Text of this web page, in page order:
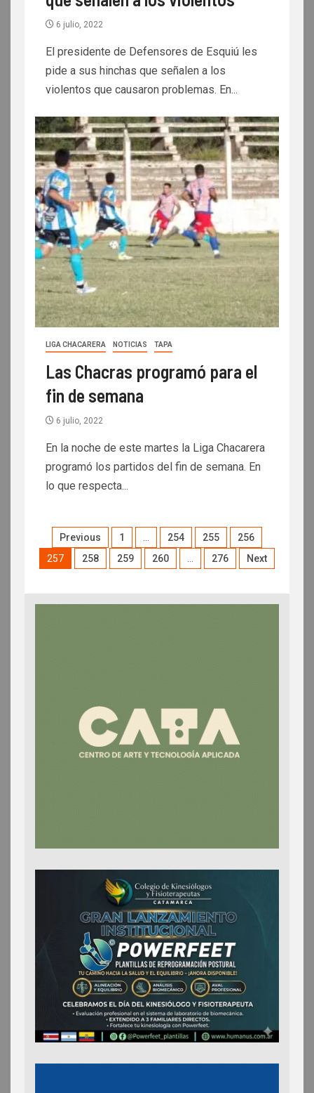
6 julio, 2022
El presidente de Defensores de Esquiú les
pide a sus hinchas que señalen a los
violentos que causaron problemas. En...
LIGA CHACARERA NOTICIAS TAPA
Las Chacras programó para el
fin de semana
6 julio, 2022
En la noche de este martes la Liga Chacarera
programó los partidos del fin de semana. En
lo que respecta...
Previous 1 254 255
256
257
258 259 260 276 Next